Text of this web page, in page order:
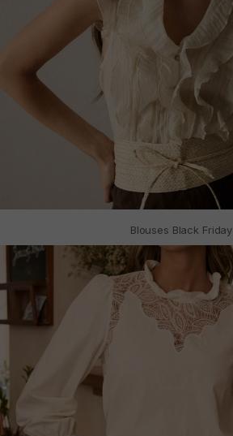
Blouses Black Friday